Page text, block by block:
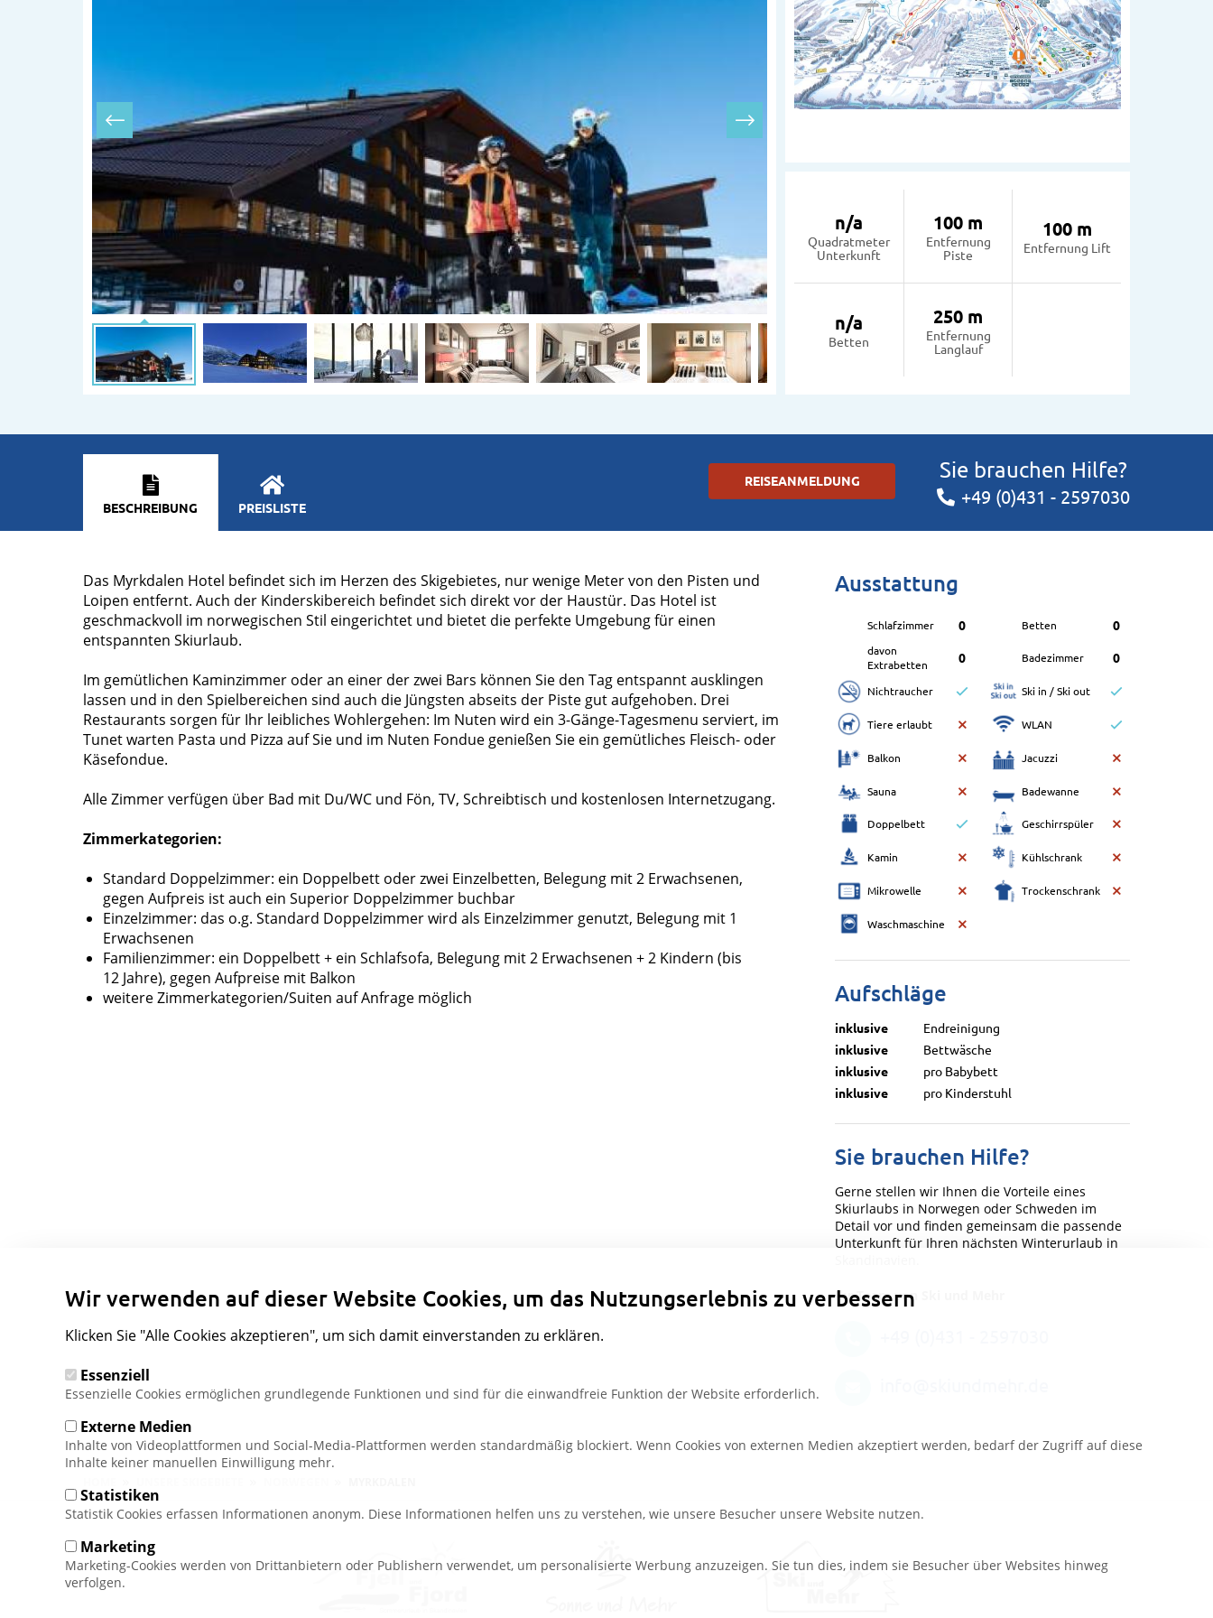
n/a
Quadratmeter
Unterkunft
100 m
Entfernung
Piste
100 m
Entfernung Lift
n/a
Betten
250 m
Entfernung
Langlauf
BESCHREIBUNG PREISLISTE
Sie brauchen Hilfe?
+49 (0)431 - 2597030
REISEANMELDUNG
Das Myrkdalen Hotel befindet sich im Herzen des Skigebietes, nur wenige Meter von den Pisten und
Loipen entfernt. Auch der Kinderskibereich befindet sich direkt vor der Haustür. Das Hotel ist
geschmackvoll im norwegischen Stil eingerichtet und bietet die perfekte Umgebung für einen
entspannten Skiurlaub.
Im gemütlichen Kaminzimmer oder an einer der zwei Bars können Sie den Tag entspannt ausklingen
lassen und in den Spielbereichen sind auch die Jüngsten abseits der Piste gut aufgehoben. Drei
Restaurants sorgen für Ihr leibliches Wohlergehen: Im Nuten wird ein 3-Gänge-Tagesmenu serviert, im
Tunet warten Pasta und Pizza auf Sie und im Nuten Fondue genießen Sie ein gemütliches Fleisch- oder
Käsefondue.
Alle Zimmer verfügen über Bad mit Du/WC und Fön, TV, Schreibtisch und kostenlosen Internetzugang.
Zimmerkategorien:
Standard Doppelzimmer: ein Doppelbett oder zwei Einzelbetten, Belegung mit 2 Erwachsenen,
gegen Aufpreis ist auch ein Superior Doppelzimmer buchbar
Einzelzimmer: das o.g. Standard Doppelzimmer wird als Einzelzimmer genutzt, Belegung mit 1
Erwachsenen
Familienzimmer: ein Doppelbett + ein Schlafsofa, Belegung mit 2 Erwachsenen + 2 Kindern (bis
12 Jahre), gegen Aufpreise mit Balkon
weitere Zimmerkategorien/Suiten auf Anfrage möglich
Ausstattung
Schlafzimmer 0 Betten 0
davon
Extrabetten
0 Badezimmer 0
Nichtraucher Ski in / Ski out
Tiere erlaubt WLAN
Balkon Jacuzzi
Sauna Badewanne
Doppelbett Geschirrspüler
Kamin Kühlschrank
Mikrowelle Trockenschrank
Waschmaschine
Aufschläge
inklusive
Endreinigung
inklusive
Bettwäsche
inklusive
pro Babybett
inklusive
pro Kinderstuhl
Sie brauchen Hilfe?
Gerne stellen wir Ihnen die Vorteile eines
Skiurlaubs in Norwegen oder Schweden im
Detail vor und finden gemeinsam die passende
Unterkunft für Ihren nächsten Winterurlaub in
Ihr Team von Ski und Mehr
Pfadnavigation
Wir verwenden auf dieser Website Cookies, um das Nutzungserlebnis zu verbessern
Klicken Sie "Alle Cookies akzeptieren", um sich damit einverstanden zu erklären.
Essenziell
Essenzielle Cookies ermöglichen grundlegende Funktionen und sind für die einwandfreie Funktion der Website erforderlich.
Externe Medien
Inhalte von Videoplattformen und Social-Media-Plattformen werden standardmäßig blockiert. Wenn Cookies von externen Medien akzeptiert werden, bedarf der Zugriff auf diese
Inhalte keiner manuellen Einwilligung mehr.
Statistiken
Statistik Cookies erfassen Informationen anonym. Diese Informationen helfen uns zu verstehen, wie unsere Besucher unsere Website nutzen.
Marketing
Marketing-Cookies werden von Drittanbietern oder Publishern verwendet, um personalisierte Werbung anzuzeigen. Sie tun dies, indem sie Besucher über Websites hinweg
verfolgen.